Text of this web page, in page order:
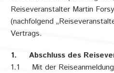
Reiseveranstalter Martin
(nachfolgend
Vertrags.
1. Abschluss des
1.1 Mit der